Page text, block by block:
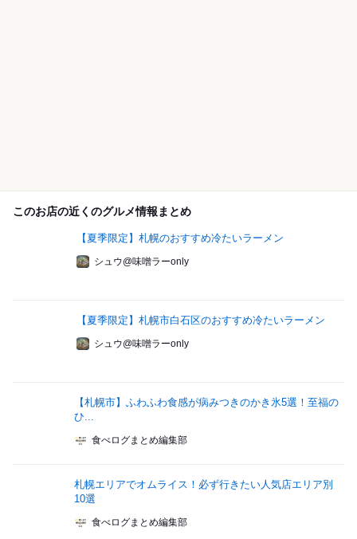
このお店の近くのグルメ情報まとめ
【夏季限定】札幌のおすすめ冷たいラーメン
シュウ@味噌ラーonly
【夏季限定】札幌市白石区のおすすめ冷たいラーメン
シュウ@味噌ラーonly
【札幌市】ふわふわ食感が病みつきのかき氷5選！至福の
ひ...
食べログまとめ編集部
札幌エリアでオムライス！必ず行きたい人気店エリア別
10選
食べログまとめ編集部